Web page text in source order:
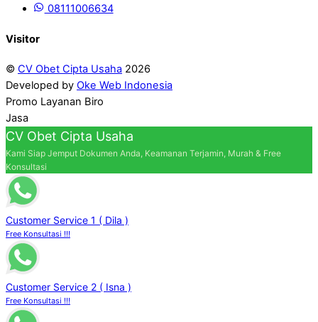
08111006634
Visitor
© CV Obet Cipta Usaha 2026
Developed by Oke Web Indonesia
Promo Layanan Biro
Jasa
CV Obet Cipta Usaha
Kami Siap Jemput Dokumen Anda, Keamanan Terjamin, Murah & Free
Konsultasi
Customer Service 1 ( Dila )
Free Konsultasi !!!
Customer Service 2 ( Isna )
Free Konsultasi !!!